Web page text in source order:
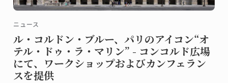
ニュース
ル・コルドン・ブルー、パリのアイコン“オ
テル・ドゥ・ラ・マリン” - コンコルド広場
にて、ワークショップおよびカンフェラン
スを提供